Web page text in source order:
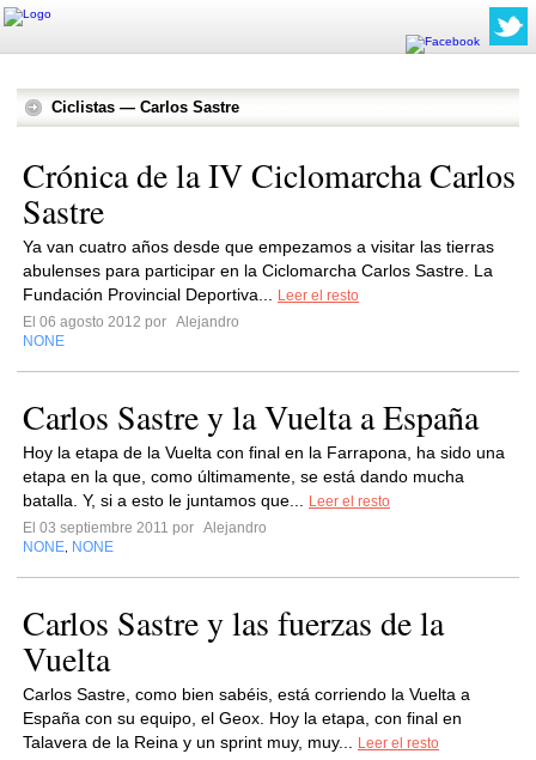
Ciclistas — Carlos Sastre
Crónica de la IV Ciclomarcha Carlos
Sastre
Ya van cuatro años desde que empezamos a visitar las tierras
abulenses para participar en la Ciclomarcha Carlos Sastre. La
Fundación Provincial Deportiva...
Leer el resto
El 06 agosto 2012 por Alejandro
NONE
Carlos Sastre y la Vuelta a España
Hoy la etapa de la Vuelta con final en la Farrapona, ha sido una
etapa en la que, como últimamente, se está dando mucha
batalla. Y, si a esto le juntamos que...
Leer el resto
El 03 septiembre 2011 por Alejandro
NONE NONE
Carlos Sastre y las fuerzas de la
Vuelta
Carlos Sastre, como bien sabéis, está corriendo la Vuelta a
España con su equipo, el Geox. Hoy la etapa, con final en
Talavera de la Reina y un sprint muy, muy...
Leer el resto